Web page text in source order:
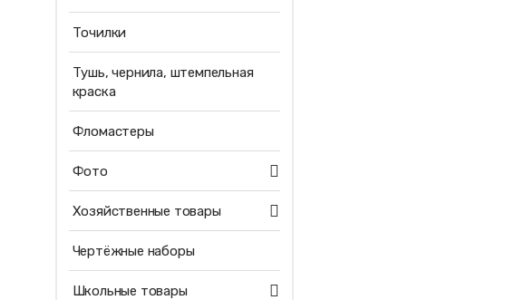
Точилки
Тушь, чернила, штемпельная
краска
Фломастеры
Фото
Хозяйственные товары
Чертёжные наборы
Школьные товары